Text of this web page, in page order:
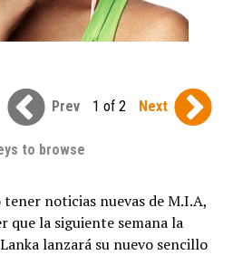
Prev 1 of 2 Next
to browse
tener noticias nuevas de M.I.A,
que la siguiente semana la
lanzará su nuevo sencillo